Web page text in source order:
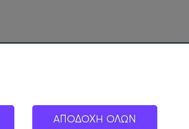
ΑΠΟΔΟΧΗ ΟΛΩΝ